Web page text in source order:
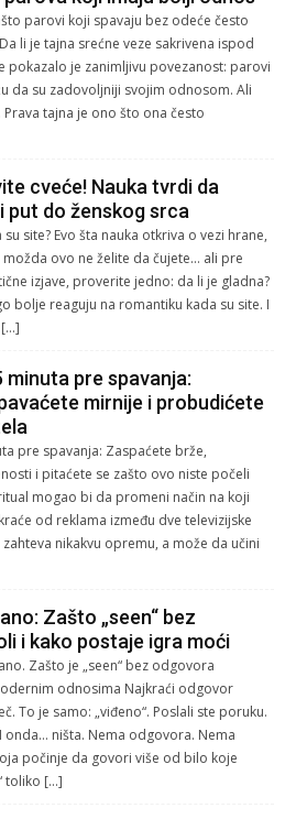
parovi koji spavaju bez odeće često
li je tajna srećne veze sakrivena ispod
pokazalo je zanimljivu povezanost: parovi
da su zadovoljniji svojim odnosom. Ali
tajna je ono što ona često
cveće! Nauka tvrdi da
put do ženskog srca
site? Evo šta nauka otkriva o vezi hrane,
ovo ne želite da čujete… ali pre
izjave, proverite jedno: da li je gladna?
bolje reaguju na romantiku kada su site. I
minuta pre spavanja:
mirnije i probudićete
pre spavanja: Zaspaćete brže,
i pitaćete se zašto ovo niste počeli
mogao bi da promeni način na koji
od reklama između dve televizijske
nikakvu opremu, a može da učini
Zašto „seen“ bez
i kako postaje igra moći
Zašto je „seen“ bez odgovora
odnosima Najkraći odgovor
To je samo: „viđeno“. Poslali ste poruku.
onda… ništa. Nema odgovora. Nema
počinje da govori više od bilo koje
toliko […]